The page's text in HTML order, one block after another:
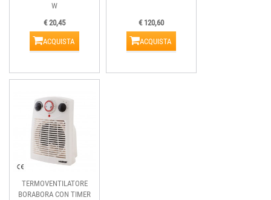
W
€ 20,45
ACQUISTA
€ 120,60
ACQUISTA
TERMOVENTILATORE
BORABORA CON TIMER